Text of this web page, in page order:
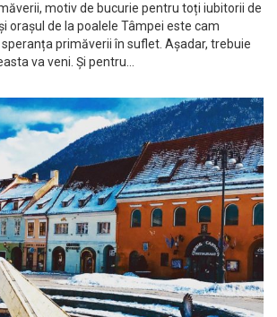
motiv de bucurie pentru toți iubitorii de
orașul de la poalele Tâmpei este cam
primăverii în suflet. Așadar, trebuie
va veni. Și pentru…